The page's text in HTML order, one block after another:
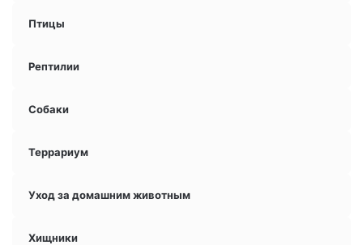
Птицы
Рептилии
Собаки
Террариум
Уход за домашним животным
Хищники